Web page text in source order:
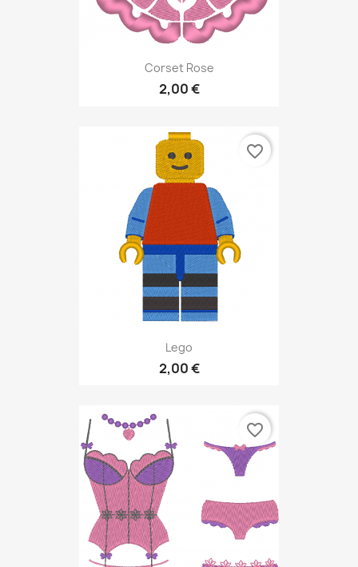
Corset Rose
2,00 €
Lego
2,00 €
favorite_border
favorite_border